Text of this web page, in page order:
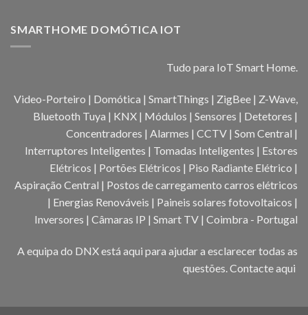
SMARTHOME DOMÓTICA IOT
Tudo para IoT Smart Home.
Video-Porteiro | Domótica | SmartThings | ZigBee | Z-Wave,
Bluetooth Tuya | KNX | Módulos | Sensores | Detetores |
Concentradores | Alarmes | CCTV | Som Central |
Interruptores Inteligentes | Tomadas Inteligentes | Estores
Elétricos | Portões Elétricos | Piso Radiante Elétrico |
Aspiração Central | Postos de carregamento carros elétricos
| Energias Renováveis | Paineis solares fotovoltaicos |
Inversores | Câmaras IP | Smart TV | Coimbra - Portugal
A equipa do DNX está aqui para ajudar a esclarecer todas as
questões. Contacte aqui